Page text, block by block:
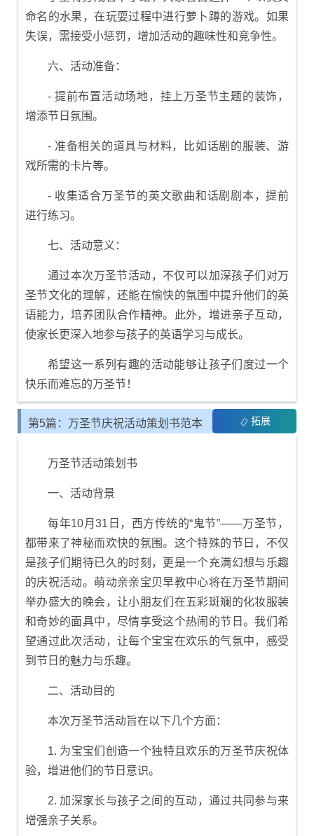
命名的水果，在玩耍过程中进行萝卜蹲的游戏。如果
失误，需接受小惩罚，增加活动的趣味性和竞争性。
六、活动准备：
- 提前布置活动场地，挂上万圣节主题的装饰，
增添节日氛围。
- 准备相关的道具与材料，比如话剧的服装、游
戏所需的卡片等。
- 收集适合万圣节的英文歌曲和话剧剧本，提前
进行练习。
七、活动意义：
通过本次万圣节活动，不仅可以加深孩子们对万
圣节文化的理解，还能在愉快的氛围中提升他们的英
语能力，培养团队合作精神。此外，增进亲子互动，
使家长更深入地参与孩子的英语学习与成长。
希望这一系列有趣的活动能够让孩子们度过一个
快乐而难忘的万圣节！
第5篇：万圣节庆祝活动策划书范本 拓展
万圣节活动策划书
一、活动背景
每年10月31日，西方传统的“鬼节”——万圣节，
都带来了神秘而欢快的氛围。这个特殊的节日，不仅
是孩子们期待已久的时刻，更是一个充满幻想与乐趣
的庆祝活动。萌动亲亲宝贝早教中心将在万圣节期间
举办盛大的晚会，让小朋友们在五彩斑斓的化妆服装
和奇妙的面具中，尽情享受这个热闹的节日。我们希
望通过此次活动，让每个宝宝在欢乐的气氛中，感受
到节日的魅力与乐趣。
二、活动目的
本次万圣节活动旨在以下几个方面：
1. 为宝宝们创造一个独特且欢乐的万圣节庆祝体
验，增进他们的节日意识。
2. 加深家长与孩子之间的互动，通过共同参与来
增强亲子关系。